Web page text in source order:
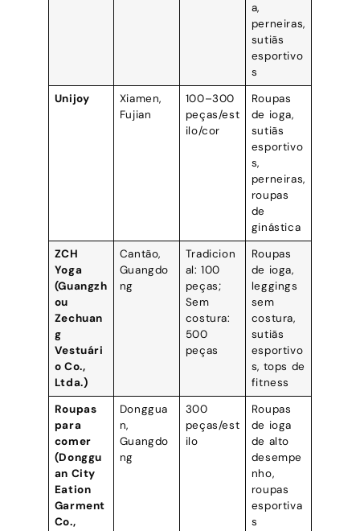
a,
perneiras,
sutiãs
esportivo
s
Unijoy
Xiamen,
Fujian
100–300
peças/est
ilo/cor
Roupas
de ioga,
sutiãs
esportivo
s,
perneiras,
roupas
de
ginástica
ZCH
Yoga
(Guangzh
ou
Zechuan
g
Vestuári
o Co.,
Ltda.)
Cantão,
Guangdo
ng
Tradicion
al: 100
peças;
Sem
costura:
500
peças
Roupas
de ioga,
leggings
sem
costura,
sutiãs
esportivo
s, tops de
fitness
Roupas
para
comer
(Donggu
an City
Eation
Garment
Co.,
Donggua
n,
Guangdo
ng
300
peças/est
ilo
Roupas
de ioga
de alto
desempe
nho,
roupas
esportiva
s